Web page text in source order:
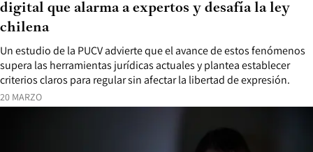
20 MARZO
Un estudio de la PUCV advierte que el avance de estos fenómenos
supera las herramientas jurídicas actuales y plantea establecer
criterios claros para regular sin afectar la libertad de expresión.
digital que alarma a expertos y desafía la ley
chilena